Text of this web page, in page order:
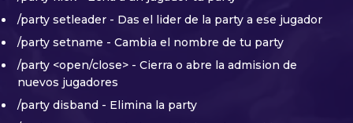
/party setleader - Das el lider de la party a ese jugador
/party setname - Cambia el nombre de tu party
/party <open/close> - Cierra o abre la admision de
nuevos jugadores
/party disband - Elimina la party